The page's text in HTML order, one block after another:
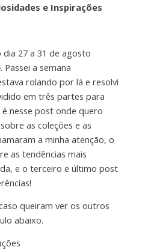
e Inspirações
27 a 31 de agosto
Passei a semana
rolando por lá e resolvi
em três partes para
nesse post onde quero
as coleções e as
a minha atenção, o
as tendências mais
e o terceiro e último post
queiram ver os outros
abaixo.